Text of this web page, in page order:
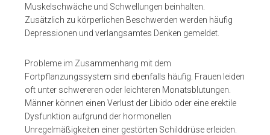
Muskelschwäche und Schwellungen beinhalten.
Zusätzlich zu körperlichen Beschwerden werden häufig
Depressionen und verlangsamtes Denken gemeldet.
Probleme im Zusammenhang mit dem
Fortpflanzungssystem sind ebenfalls häufig. Frauen leiden
oft unter schwereren oder leichteren Monatsblutungen.
Männer können einen Verlust der Libido oder eine erektile
Dysfunktion aufgrund der hormonellen
Unregelmäßigkeiten einer gestörten Schilddrüse erleiden.